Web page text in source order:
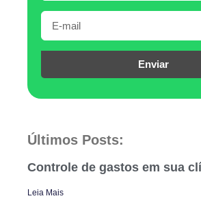
Enviar
Últimos Posts:
Controle de gastos em sua
Leia Mais